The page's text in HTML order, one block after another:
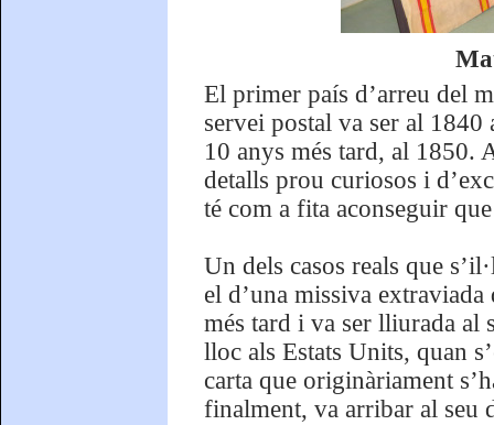
El primer país d’arreu del
servei postal va ser al 1840
10 anys més tard, al 1850.
detalls prou curiosos i
té com a fita aconseguir
Un dels casos reals que
el d’una missiva
més tard i va ser lliurada al
lloc als Estats Units, quan
carta que originàriament
finalment, va arribar al seu